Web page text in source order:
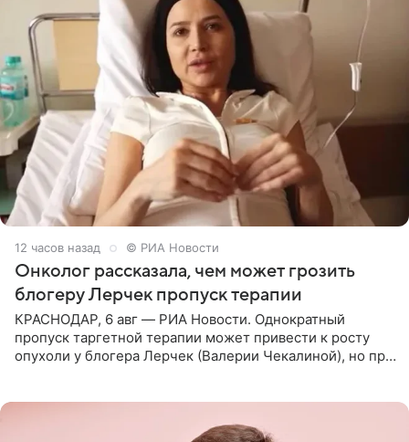
12 часов назад © РИА Новости
Онколог рассказала, чем может грозить
блогеру Лерчек пропуск терапии
КРАСНОДАР, 6 авг — РИА Новости. Однократный
пропуск таргетной терапии может привести к росту
опухоли у блогера Лерчек (Валерии Чекалиной), но при